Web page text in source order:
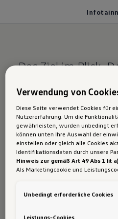
Das Ziel im Blick.
Der
Im Tayron wirst du
Verwendung von
Diese Seite verwendet Cookies für
Nutzererfahrung. Um die
gewährleisten, wurden unbedingt
können unten Ihre Auswahl der
einstellen oder gleich alle Cookies
Identifikationsdaten durch unsere
Hinweis zur gemäß Art 49 Abs 1 lit
Als Marketingcookie und
Daten in die USA (insbesondere
Unbedingt erforderliche Cookies
Leistungs-Cookies